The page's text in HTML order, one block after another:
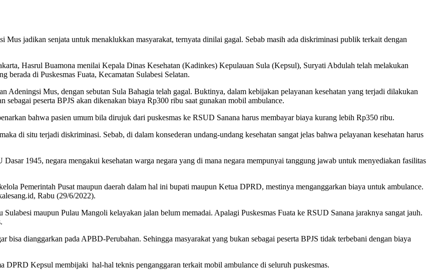
jadikan senjata untuk menaklukkan masyarakat, ternyata dinilai gagal. Sebab masih ada diskriminasi publik terkait dengan
Hasrul Buamona menilai Kepala Dinas Kesehatan (Kadinkes) Kepulauan Sula (Kepsul), Suryati Abdulah telah melakukan
berada di Puskesmas Fuata, Kecamatan Sulabesi Selatan.
Mus, dengan sebutan Sula Bahagia telah gagal. Buktinya, dalam kebijakan pelayanan kesehatan yang terjadi dilakukan
sebagai peserta BPJS akan dikenakan biaya Rp300 ribu saat gunakan mobil ambulance.
bahwa pasien umum bila dirujuk dari puskesmas ke RSUD Sanana harus membayar biaya kurang lebih Rp350 ribu.
di situ terjadi diskriminasi. Sebab, di dalam konsederan undang-undang kesehatan sangat jelas bahwa pelayanan kesehatan harus
1945, negara mengakui kesehatan warga negara yang di mana negara mempunyai tanggung jawab untuk menyediakan fasilitas
Pemerintah Pusat maupun daerah dalam hal ini bupati maupun Ketua DPRD, mestinya menganggarkan biaya untuk ambulance.
Rabu (29/6/2022).
maupun Pulau Mangoli kelayakan jalan belum memadai. Apalagi Puskesmas Fuata ke RSUD Sanana jaraknya sangat jauh.
bisa dianggarkan pada APBD-Perubahan. Sehingga masyarakat yang bukan sebagai peserta BPJS tidak terbebani dengan biaya
DPRD Kepsul membijaki hal-hal teknis penganggaran terkait mobil ambulance di seluruh puskesmas.